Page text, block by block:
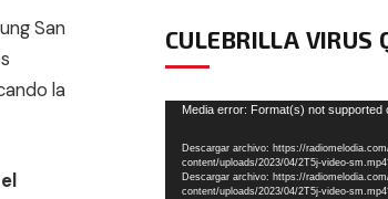
San
la
CULEBRILLA VIRUS
Reproductor
vídeo
Media error: Format(s) not supported
Descargar archivo: https://
content/uploads/2023/04/2T5j-video-
Descargar archivo: https://
content/uploads/2023/04/2T5j-video-